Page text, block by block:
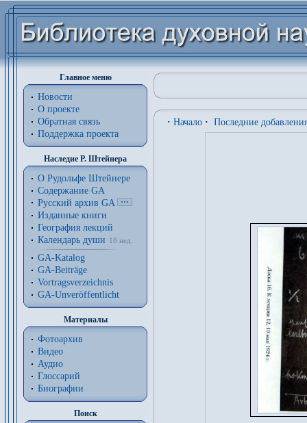
Главное меню
Новости
О проекте
Обратная связь
Поддержка проекта
Наследие Р. Штейнера
О Рудольфе Штейнере
Содержание GA
Русский архив GA
Изданные книги
География лекций
Календарь души
18 нед.
GA-Katalog
GA-Beiträge
Vortragsverzeichnis
GA-Unveröffentlicht
Материалы
Фотоархив
Видео
Аудио
Глоссарий
Биографии
Поиск
· Начало · Последние